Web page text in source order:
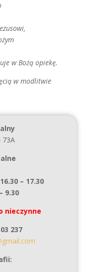
w Bożą opiekę.
w modlitwie
73A
– 17.30
9.30
nieczynne
237